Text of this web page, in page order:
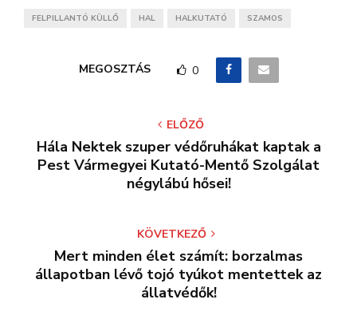
FELPILLANTÓ KÜLLŐ HAL HALKUTATÓ SZAMOS
MEGOSZTÁS 0
ELŐZŐ
Hála Nektek szuper védőruhákat kaptak a
Pest Vármegyei Kutató-Mentő Szolgálat
négylábú hősei!
KÖVETKEZŐ
Mert minden élet számít: borzalmas
állapotban lévő tojó tyúkot mentettek az
állatvédők!